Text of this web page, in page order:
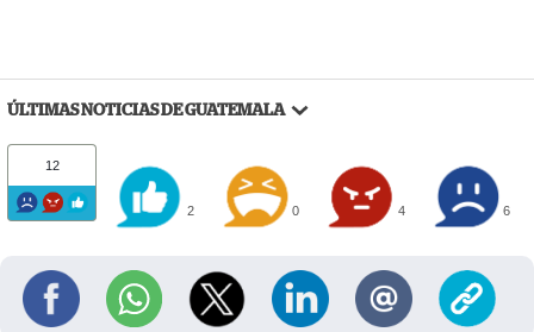
ÚLTIMAS NOTICIAS DE GUATEMALA
12
2 0 4 6